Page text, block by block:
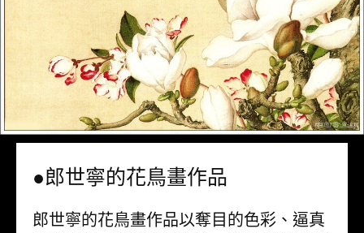
●郎世寧的花鳥畫作品
郎世寧的花鳥畫作品以奪目的色彩、逼真